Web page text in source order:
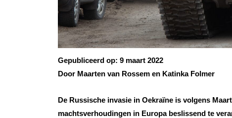
Gepubliceerd op: 9 maart 2022
Door Maarten van Rossem en Katinka Folmer
De Russische invasie in Oekraïne is volgens
machtsverhoudingen in Europa beslissend te